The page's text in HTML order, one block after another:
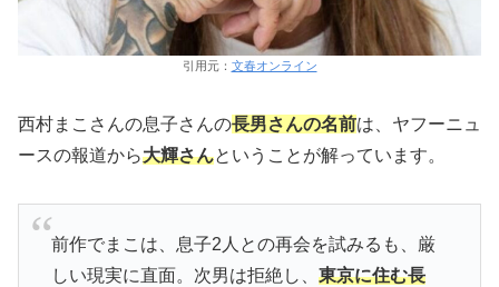
引用元： 文春オンライン
西村まこさんの息子さんの長男さんの名前は、ヤフーニュ
ースの報道から大輝さんということが解っています。
前作でまこは、息子2人との再会を試みるも、厳
しい現実に直面。次男は拒絶し、 東京に住む長